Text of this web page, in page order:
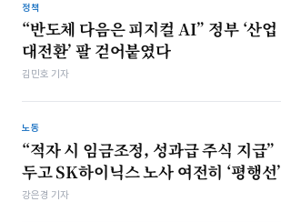
정책
“반도체 다음은 피지컬 AI” 정부 ‘산업
대전환’ 팔 걷어붙였다
김민호 기자
노동
“적자 시 임금조정, 성과급 주식 지급”
두고 SK하이닉스 노사 여전히 ‘평행선’
강은경 기자